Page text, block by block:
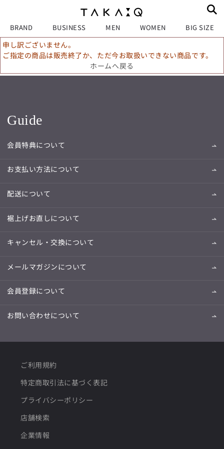
BRAND BUSINESS MEN WOMEN BIG SIZE
申し訳ございません。
ご指定の商品は販売終了か、ただ今お取扱いできない商品です。
ホームへ戻る
Guide
会員特典について
お支払い方法について
配送について
裾上げお直しについて
キャンセル・交換について
メールマガジンについて
会員登録について
お問い合わせについて
ご利用規約
特定商取引法に基づく表記
プライバシーポリシー
店舗検索
企業情報